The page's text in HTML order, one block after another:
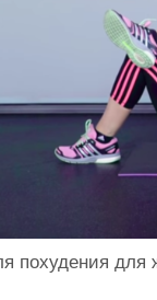
похудения для